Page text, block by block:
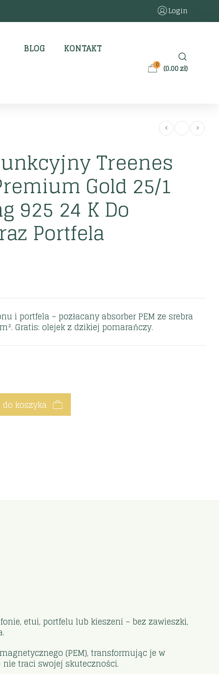
Login
BLOG KONTAKT
0 (0.00zł)
Treenes
Gold 25/1
925 24 K Do
Portfela
i portfela – pozłacany absorber PEM ze srebra
Gratis: olejek z dzikiej pomarańczy.
do koszyka
etui, portfelu lub kieszeni – bez zawieszki,
(PEM), transformując je w
traci swojej skuteczności.